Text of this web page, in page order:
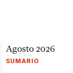
Agosto 2026
SUMARIO